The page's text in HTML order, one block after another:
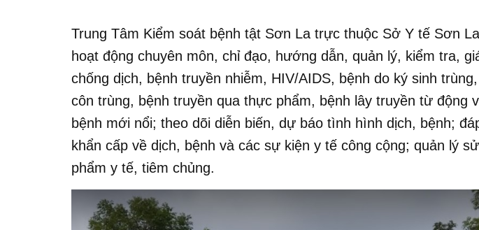
Trung Tâm Kiểm soát bệnh tật Sơn La trực thuộc Sở Y tế Sơn
hoạt động chuyên môn, chỉ đạo, hướng dẫn, quản lý, kiểm tra,
chống dịch, bệnh truyền nhiễm, HIV/AIDS, bệnh do ký sinh
côn trùng, bệnh truyền qua thực phẩm, bệnh lây truyền từ động
bệnh mới nổi; theo dõi diễn biến, dự báo tình hình dịch, bệnh;
khẩn cấp về dịch, bệnh và các sự kiện y tế công cộng; quản lý
phẩm y tế, tiêm chủng.